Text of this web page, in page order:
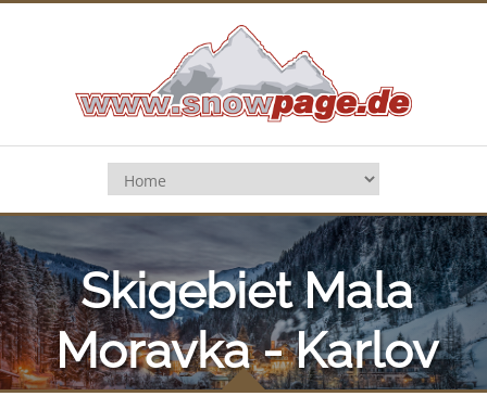
Skigebiet Mala
Moravka - Karlov